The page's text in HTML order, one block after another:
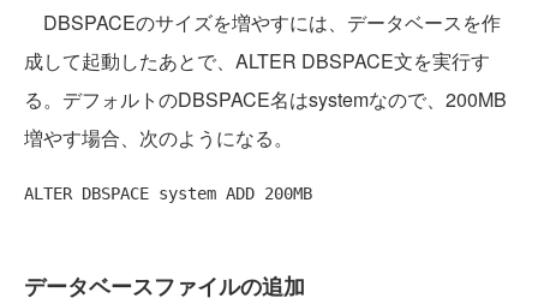
DBSPACEのサイズを増やすには、データベースを作
成して起動したあとで、ALTER DBSPACE文を実行す
る。デフォルトのDBSPACE名はsystemなので、200MB
増やす場合、次のようになる。
ALTER DBSPACE system ADD
データベースファイルの追加